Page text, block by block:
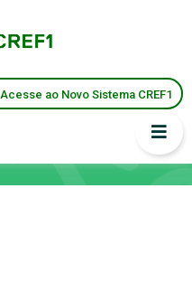
Acesse ao Novo Sistema CREF1